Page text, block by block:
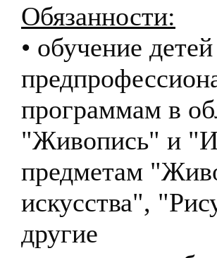
Обязанности:
• обучение
программам в
"Живопись" и
предметам
искусства",
другие